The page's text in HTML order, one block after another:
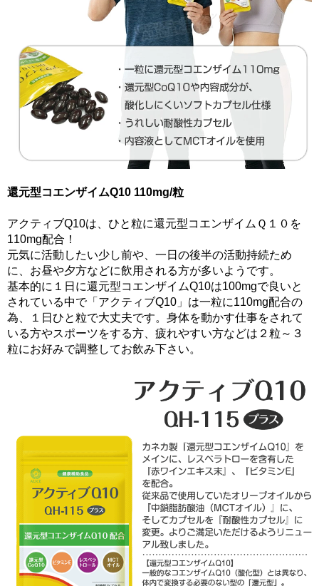
還元型コエンザイムQ10 110mg/粒
アクティブQ10は、ひと粒に還元型コエンザイムＱ１０を
110mg配合！
元気に活動したい少し前や、一日の後半の活動持続ため
に、お昼や夕方などに飲用される方が多いようです。
基本的に１日に還元型コエンザイムQ10は100mgで良いと
されている中で「アクティブQ10」は一粒に110mg配合の
為、１日ひと粒で大丈夫です。身体を動かす仕事をされて
いる方やスポーツをする方、疲れやすい方などは２粒～３
粒にお好みで調整してお飲み下さい。